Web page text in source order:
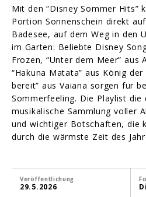
Mit den “Disney Sommer Hits”
Portion Sonnenschein direkt
Badesee, auf dem Weg in den
im Garten: Beliebte Disney
Frozen, “Unter dem Meer” aus
“Hakuna Matata” aus König
bereit” aus Vaiana sorgen für
Sommerfeeling. Die Playlist die
musikalische Sammlung voller
und wichtiger Botschaften, die
durch die wärmste Zeit des
Veröffentlichung
29.5.2026